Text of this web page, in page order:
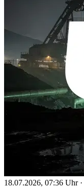
18.07.2026, 07:36 Uhr ·